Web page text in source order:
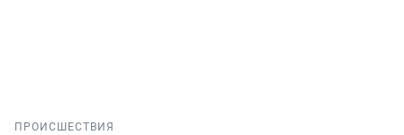
ПРОИСШЕСТВИЯ